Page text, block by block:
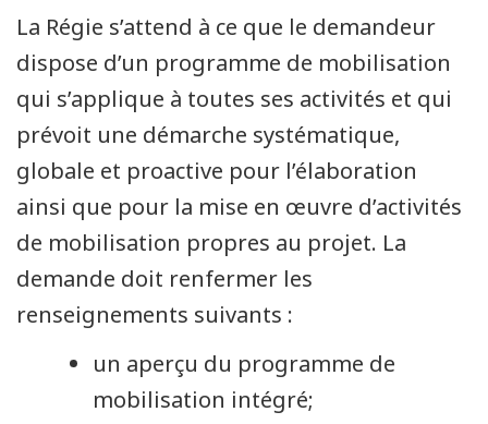
La Régie s’attend à ce que le demandeur
dispose d’un programme de mobilisation
qui s’applique à toutes ses activités et qui
prévoit une démarche systématique,
globale et proactive pour l’élaboration
ainsi que pour la mise en œuvre d’activités
de mobilisation propres au projet. La
demande doit renfermer les
renseignements suivants :
un aperçu du programme de
mobilisation intégré;